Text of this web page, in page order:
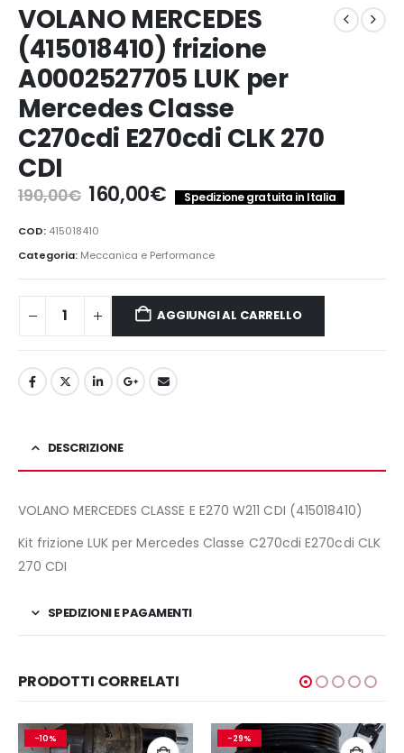
VOLANO MERCEDES
(415018410) frizione
A0002527705 LUK per
Mercedes Classe
C270cdi E270cdi CLK 270
CDI
190,00€ Il
prezzo
originale
era:
190,00€.
160,00€Il
prezzo
è:
160,00€.
Spedizione gratuita in Italia
COD: 415018410
Categoria: Meccanica e Performance
AGGIUNGI AL CARRELLO
DESCRIZIONE
VOLANO MERCEDES CLASSE E E270 W211 CDI (415018410)
Kit frizione LUK per Mercedes Classe C270cdi E270cdi CLK
270 CDI
SPEDIZIONI E PAGAMENTI
PRODOTTI CORRELATI
-10% -29%